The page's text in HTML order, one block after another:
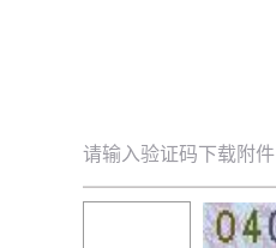
请输入验证码下载附件